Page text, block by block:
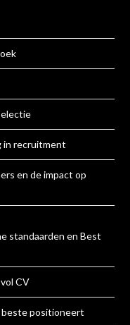
in recruitment
en de impact op
standaarden en Best
CV
positioneert